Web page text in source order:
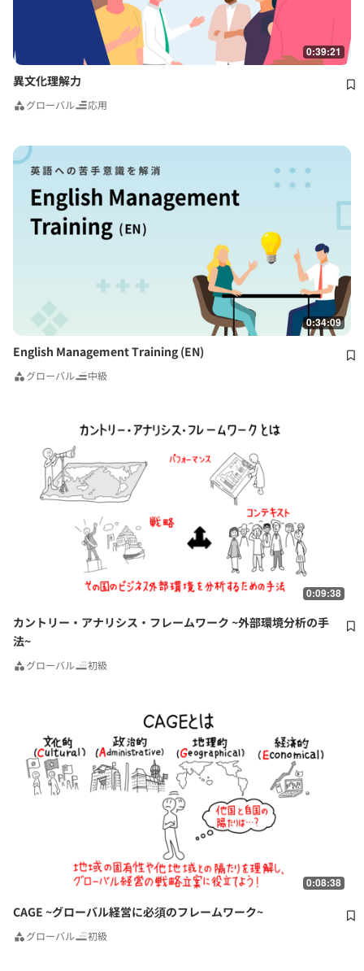
0:39:21
異文化理解力
グローバル 応用
0:34:09
English Management Training (EN)
グローバル 中級
0:09:38
カントリー・アナリシス・フレームワーク ~外部環境分析の手
法~
グローバル 初級
0:08:38
CAGE ~グローバル経営に必須のフレームワーク~
グローバル 初級